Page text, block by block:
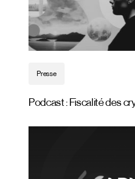
Presse
Podcast : Fiscalité des